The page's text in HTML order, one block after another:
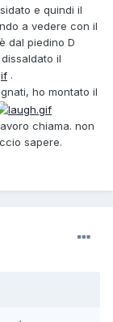
e quindi il
a vedere con il
dal piedino D
il
.
ho montato il
chiama. non
sapere.